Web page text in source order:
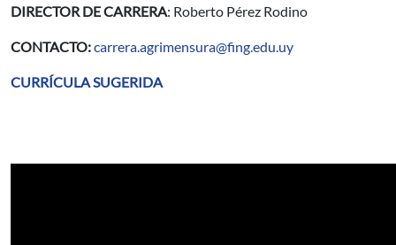
DIRECTOR DE CARRERA: Roberto Pérez Rodino
CONTACTO:carrera.agrimensura@fing.edu.uy
CURRÍCULA SUGERIDA